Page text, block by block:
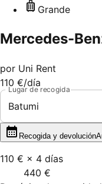
Grande
Mercedes-
por Uni Rent
110 €/día
Lugar de recogida
Batumi
Recogida y devolución
110 € × 4 días
440 €